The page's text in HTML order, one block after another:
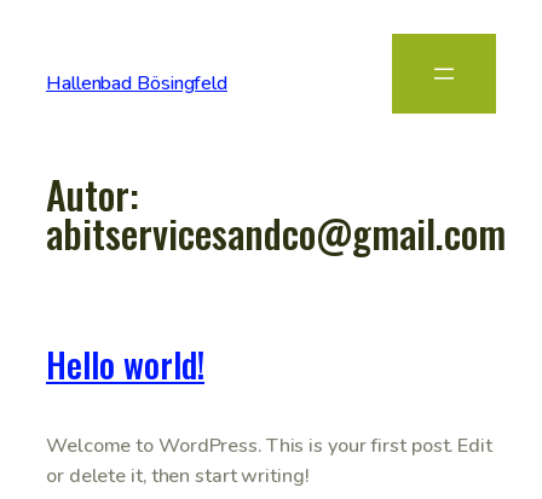
Hallenbad Bösingfeld
Autor:
abitservicesandco@gmail.com
Hello world!
Welcome to WordPress. This is your first post. Edit
or delete it, then start writing!